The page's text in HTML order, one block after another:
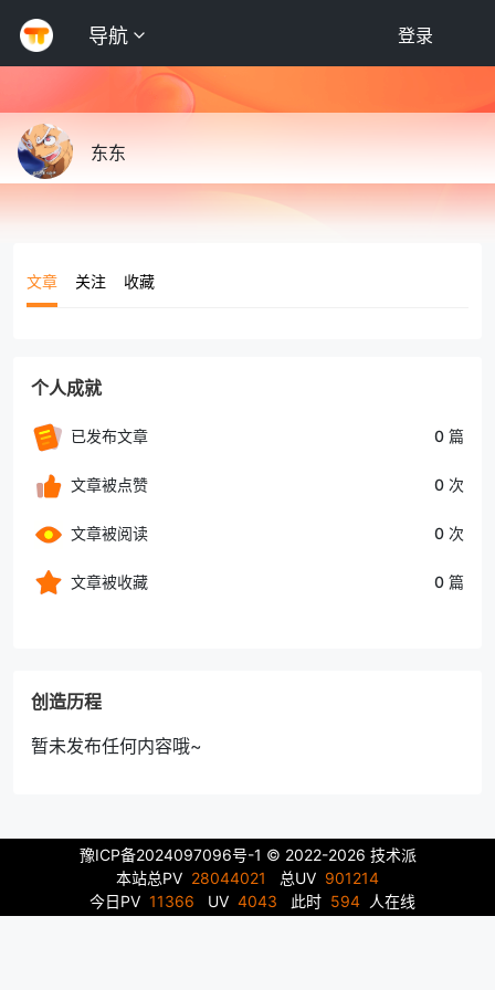
导航 登录
东东
文章 关注 收藏
个人成就
已发布文章 0 篇
文章被点赞 0 次
文章被阅读 0 次
文章被收藏 0 篇
创造历程
暂未发布任何内容哦~
豫ICP备2024097096号-1 © 2022-2026 技术派
本站总PV 28044021 总UV 901214
今日PV 11366 UV 4043 此时 594人在线